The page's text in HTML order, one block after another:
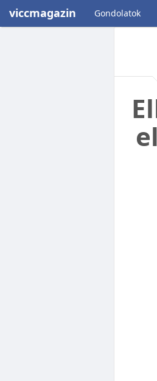
viccmagazin Gondolatok